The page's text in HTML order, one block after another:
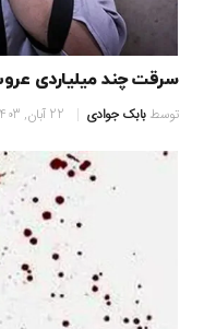
سرقت چند میلیاردی
توسطبابک جوادی 22 آبان, 1403